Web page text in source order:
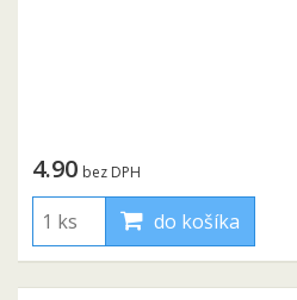
4.90 bez DPH
do košíka